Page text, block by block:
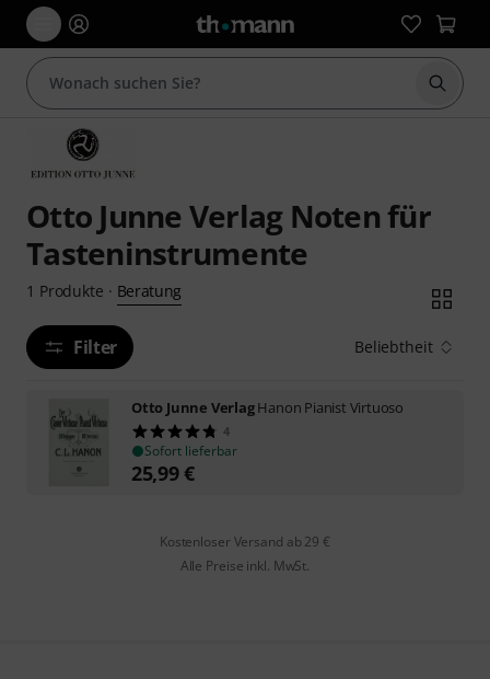
Suche
Otto Junne Verlag Noten für
Tasteninstrumente
1 Produkte · Beratung
Filter Beliebtheit
Otto Junne VerlagHanon Pianist Virtuoso
4
Sofort lieferbar
25,99€
Kostenloser Versand ab 29 €
Alle Preise inkl. MwSt.